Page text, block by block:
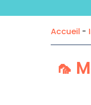
Accueil -
🦟